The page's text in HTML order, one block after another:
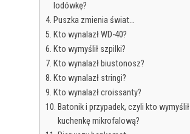
lodówkę?
Puszka zmienia świat…
Kto wynalazł WD-40?
Kto wymyślił szpilki?
Kto wynalazł biustonosz?
Kto wynalazł stringi?
Kto wynalazł croissanty?
Batonik i przypadek, czyli kto wymyślił
kuchenkę mikrofalową?